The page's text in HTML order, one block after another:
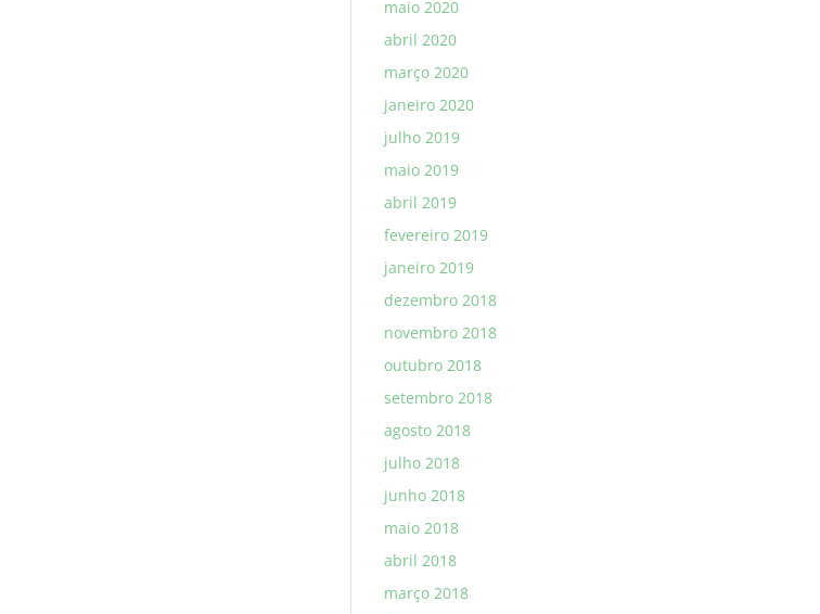
maio 2020
abril 2020
março 2020
janeiro 2020
julho 2019
maio 2019
abril 2019
fevereiro 2019
janeiro 2019
dezembro 2018
novembro 2018
outubro 2018
setembro 2018
agosto 2018
julho 2018
junho 2018
maio 2018
abril 2018
março 2018